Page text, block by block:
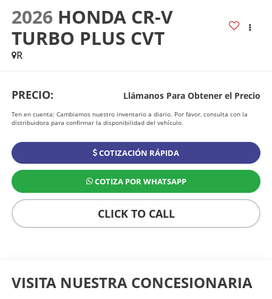
2026 HONDA CR-V
TURBO PLUS CVT
R
PRECIO: Llámanos Para Obtener el Precio
Ten en cuenta: Cambiamos nuestro inventario a diario. Por favor, consulta con la
distribuidora para confirmar la disponibilidad del vehículo.
COTIZACIÓN RÁPIDA
COTIZA POR WHATSAPP
CLICK TO CALL
VISITA NUESTRA CONCESIONARIA